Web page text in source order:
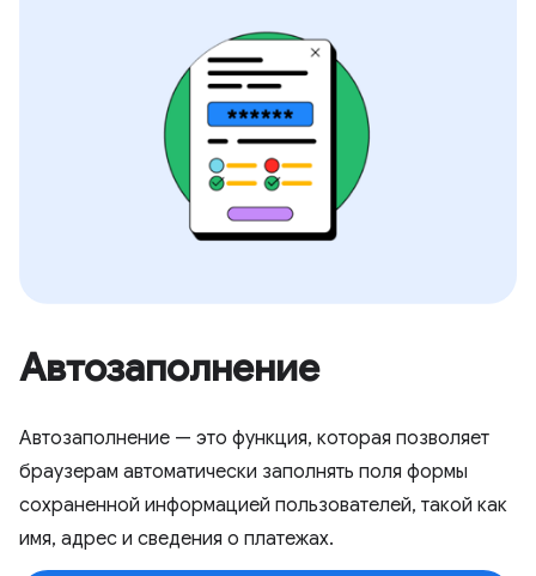
Автозаполнение
Автозаполнение — это функция, которая позволяет
браузерам автоматически заполнять поля формы
сохраненной информацией пользователей, такой как
имя, адрес и сведения о платежах.